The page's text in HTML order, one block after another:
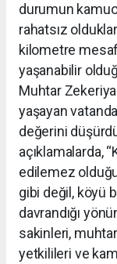
durumun
rahatsız
kilometre
yaşanabilir
Muhtar Zekeriya
yaşayan
değerini
açıklamalarda,
edilemez
gibi değil, köyü
davrandığı
sakinleri,
yetkilileri ve